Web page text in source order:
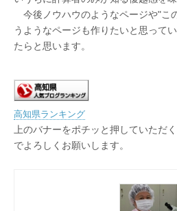
今後ノウハウのようなページや"こ
うようなページも作りたいと思って
たらと思います。
高知県ランキング
上のバナーをポチッと押していただ
でよろしくお願いします。